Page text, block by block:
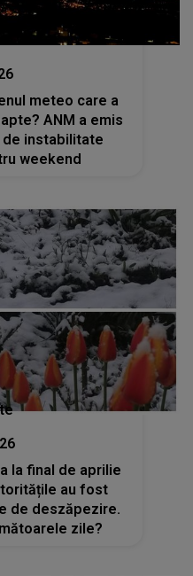
meteo care a
ANM a emis
instabilitate
weekend
la final de aprilie
au fost
de deszăpezire.
zile?